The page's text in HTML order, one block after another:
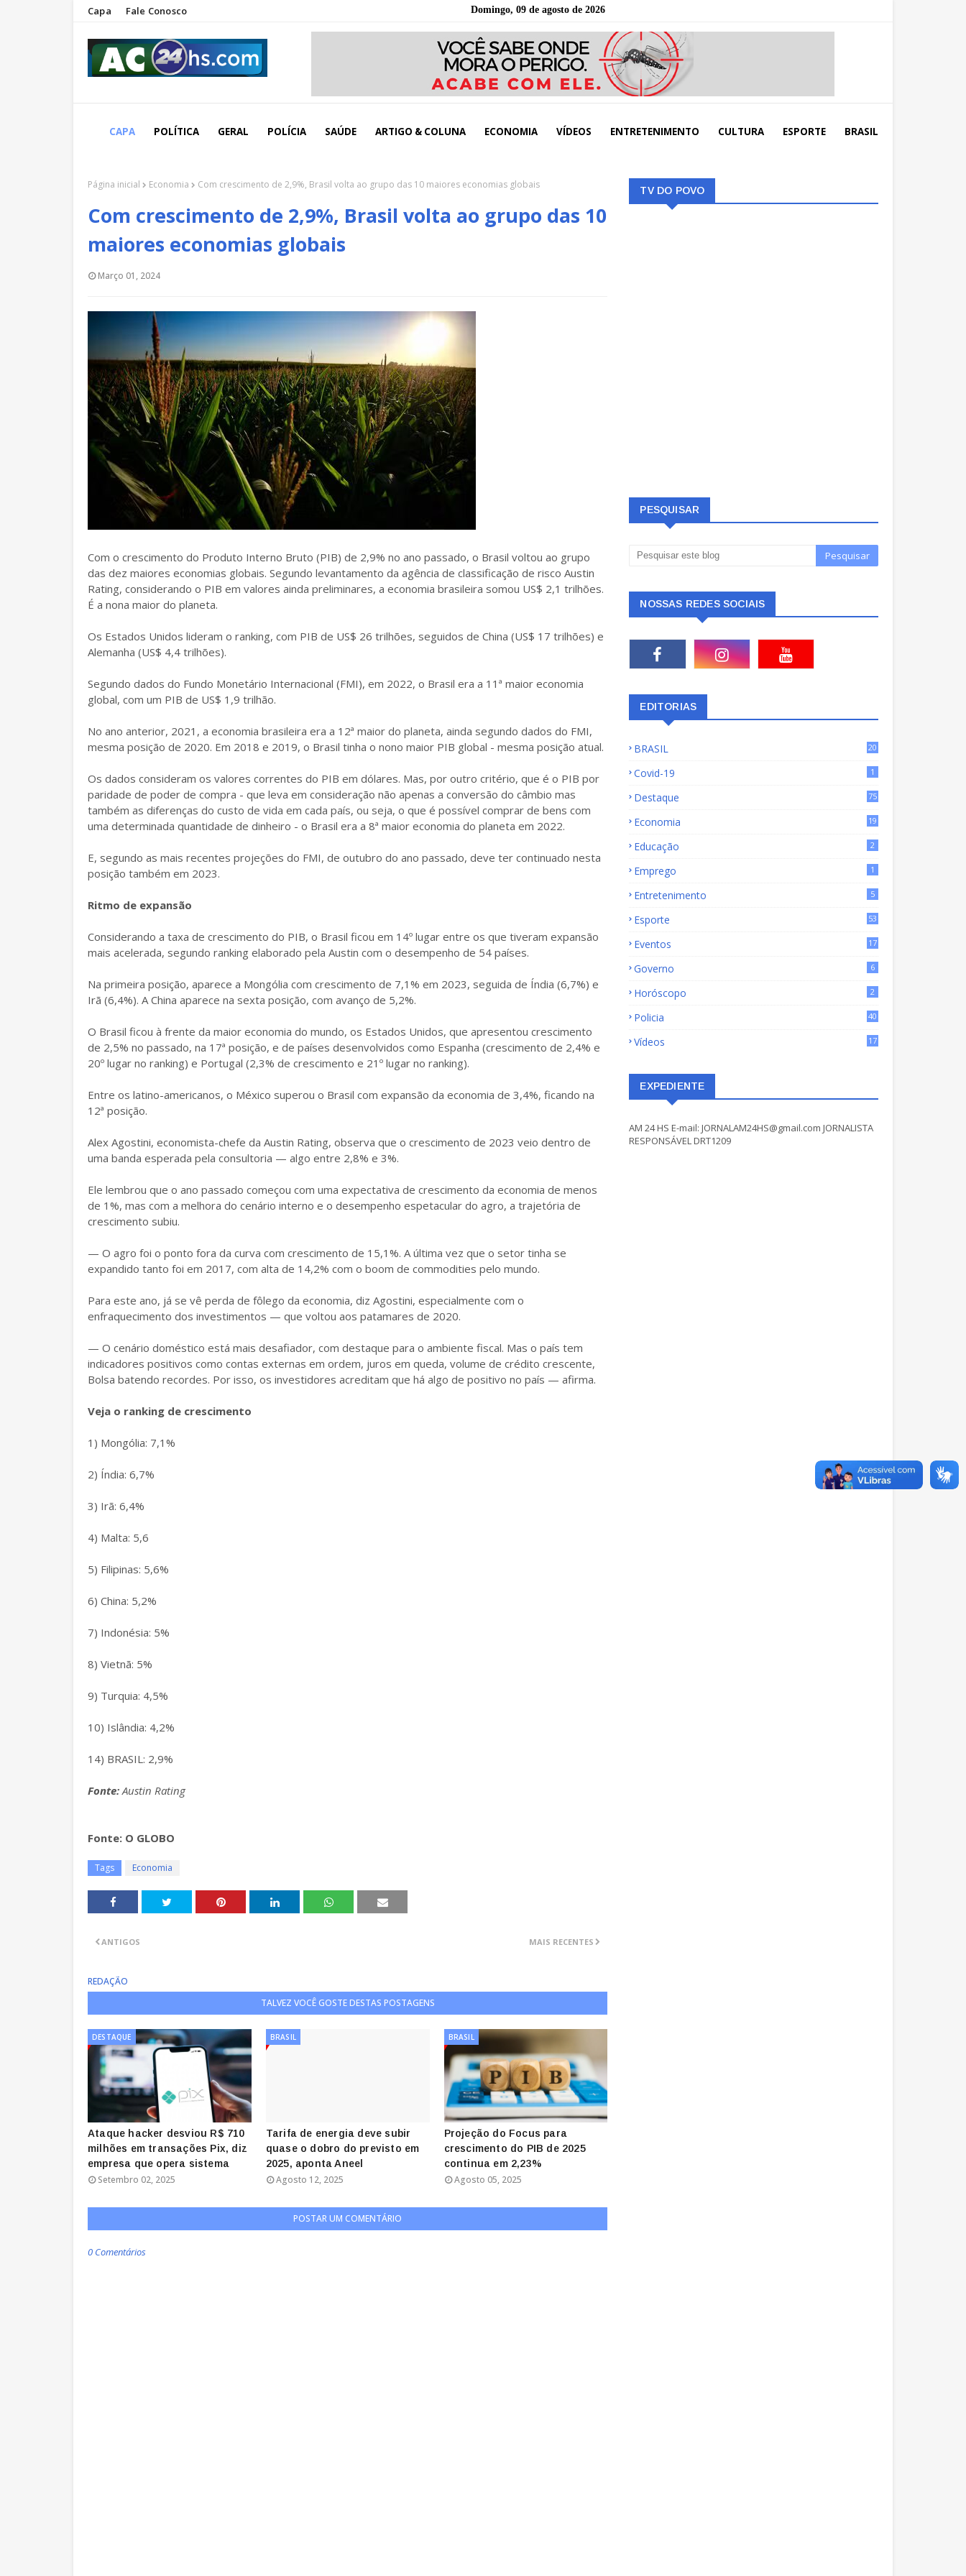
Capa Fale Conosco Domingo, 09 de agosto de 2026
CAPA POLÍTICA GERAL POLÍCIA SAÚDE ARTIGO & COLUNA ECONOMIA VÍDEOS ENTRETENIMENTO CULTURA ESPORTE BRASIL
Página inicial Economia Com crescimento de 2,9%, Brasil volta ao grupo das 10 maiores economias globais
Com crescimento de 2,9%, Brasil volta ao grupo das 10
maiores economias globais
Março 01, 2024
Com o crescimento do Produto Interno Bruto (PIB) de 2,9% no ano passado, o Brasil voltou ao grupo
das dez maiores economias globais. Segundo levantamento da agência de classificação de risco Austin
Rating, considerando o PIB em valores ainda preliminares, a economia brasileira somou US$ 2,1 trilhões.
É a nona maior do planeta.
Os Estados Unidos lideram o ranking, com PIB de US$ 26 trilhões, seguidos de China (US$ 17 trilhões) e
Alemanha (US$ 4,4 trilhões).
Segundo dados do Fundo Monetário Internacional (FMI), em 2022, o Brasil era a 11ª maior economia
global, com um PIB de US$ 1,9 trilhão.
No ano anterior, 2021, a economia brasileira era a 12ª maior do planeta, ainda segundo dados do FMI,
mesma posição de 2020. Em 2018 e 2019, o Brasil tinha o nono maior PIB global - mesma posição atual.
Os dados consideram os valores correntes do PIB em dólares. Mas, por outro critério, que é o PIB por
paridade de poder de compra - que leva em consideração não apenas a conversão do câmbio mas
também as diferenças do custo de vida em cada país, ou seja, o que é possível comprar de bens com
uma determinada quantidade de dinheiro - o Brasil era a 8ª maior economia do planeta em 2022.
E, segundo as mais recentes projeções do FMI, de outubro do ano passado, deve ter continuado nesta
posição também em 2023.
Ritmo de expansão
Considerando a taxa de crescimento do PIB, o Brasil ficou em 14º lugar entre os que tiveram expansão
mais acelerada, segundo ranking elaborado pela Austin com o desempenho de 54 países.
Na primeira posição, aparece a Mongólia com crescimento de 7,1% em 2023, seguida de Índia (6,7%) e
Irã (6,4%). A China aparece na sexta posição, com avanço de 5,2%.
O Brasil ficou à frente da maior economia do mundo, os Estados Unidos, que apresentou crescimento
de 2,5% no passado, na 17ª posição, e de países desenvolvidos como Espanha (crescimento de 2,4% e
20º lugar no ranking) e Portugal (2,3% de crescimento e 21º lugar no ranking).
Entre os latino-americanos, o México superou o Brasil com expansão da economia de 3,4%, ficando na
12ª posição.
Alex Agostini, economista-chefe da Austin Rating, observa que o crescimento de 2023 veio dentro de
uma banda esperada pela consultoria — algo entre 2,8% e 3%.
Ele lembrou que o ano passado começou com uma expectativa de crescimento da economia de menos
de 1%, mas com a melhora do cenário interno e o desempenho espetacular do agro, a trajetória de
crescimento subiu.
— O agro foi o ponto fora da curva com crescimento de 15,1%. A última vez que o setor tinha se
expandido tanto foi em 2017, com alta de 14,2% com o boom de commodities pelo mundo.
Para este ano, já se vê perda de fôlego da economia, diz Agostini, especialmente com o
enfraquecimento dos investimentos — que voltou aos patamares de 2020.
— O cenário doméstico está mais desafiador, com destaque para o ambiente fiscal. Mas o país tem
indicadores positivos como contas externas em ordem, juros em queda, volume de crédito crescente,
Bolsa batendo recordes. Por isso, os investidores acreditam que há algo de positivo no país — afirma.
Veja o ranking de crescimento
1) Mongólia: 7,1%
2) Índia: 6,7%
3) Irã: 6,4%
4) Malta: 5,6
5) Filipinas: 5,6%
6) China: 5,2%
7) Indonésia: 5%
8) Vietnã: 5%
9) Turquia: 4,5%
10) Islândia: 4,2%
14) BRASIL: 2,9%
Fonte:Austin Rating
Fonte: O GLOBO
Tags Economia
MAIS RECENTES
ANTIGOS
REDAÇÃO
TALVEZ VOCÊ GOSTE DESTAS POSTAGENS
DESTAQUE
Ataque hacker desviou R$ 710
milhões em transações Pix, diz
empresa que opera sistema
Setembro 02, 2025
BRASIL
Tarifa de energia deve subir
quase o dobro do previsto em
2025, aponta Aneel
Agosto 12, 2025
BRASIL
Projeção do Focus para
crescimento do PIB de 2025
continua em 2,23%
Agosto 05, 2025
POSTAR UM COMENTÁRIO
0 Comentários
TV DO POVO
PESQUISAR
NOSSAS REDES SOCIAIS
EDITORIAS
BRASIL
20
Covid-19 1
Destaque
75
Economia
19
Educação 2
Emprego 1
Entretenimento 5
Esporte 53
Eventos 17
Governo 6
Horóscopo 2
Policia 40
Vídeos 17
EXPEDIENTE
AM 24 HS E-mail: JORNALAM24HS@gmail.com JORNALISTA
RESPONSÁVEL DRT1209